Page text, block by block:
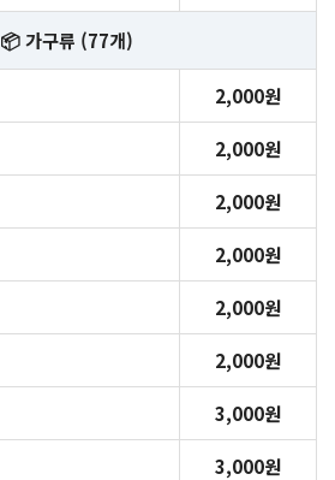
📦 가구류 (77개)
2,000원
2,000원
2,000원
2,000원
2,000원
2,000원
3,000원
3,000원